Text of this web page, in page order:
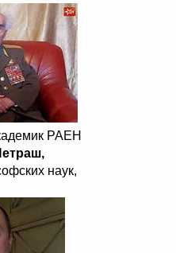
РАЕН
наук,